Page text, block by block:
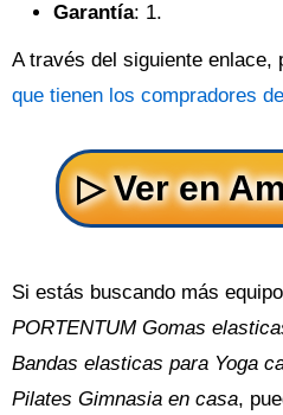
Garantía: 1.
A través del siguiente enlace,
que tienen los compradores
Si estás buscando más
PORTENTUM Gomas
Bandas elasticas para Yoga
Pilates Gimnasia en casa,